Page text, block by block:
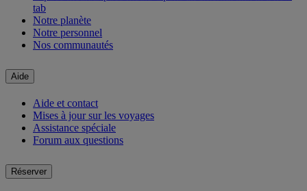
tab
Notre planète
Notre personnel
Nos communautés
Aide
Aide et contact
Mises à jour sur les voyages
Assistance spéciale
Forum aux questions
Réserver